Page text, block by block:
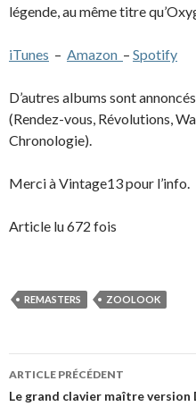
légende, au même titre
iTunes – Amazon – Spotify
D’autres albums sont
(Rendez-vous, Révolutions,
Chronologie).
Merci à Vintage13 pour l’info.
Article lu 672 fois
REMASTERS ZOOLOOK
Navigation
des
ARTICLE PRÉCÉDENT
Le grand clavier maître version